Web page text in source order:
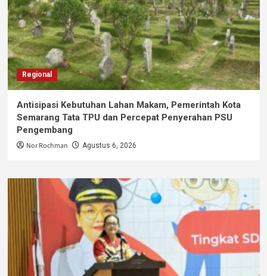
Regional
Antisipasi Kebutuhan Lahan Makam, Pemerintah Kota
Semarang Tata TPU dan Percepat Penyerahan PSU
Pengembang
Nor Rochman Agustus 6, 2026